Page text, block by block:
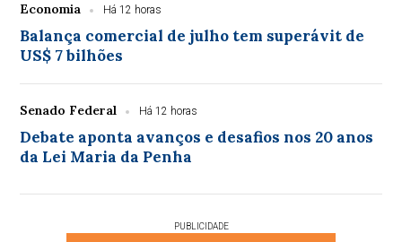
Economia Há 12 horas
Balança comercial de julho tem superávit de
US$ 7 bilhões
Senado Federal Há 12 horas
Debate aponta avanços e desafios nos 20 anos
da Lei Maria da Penha
PUBLICIDADE